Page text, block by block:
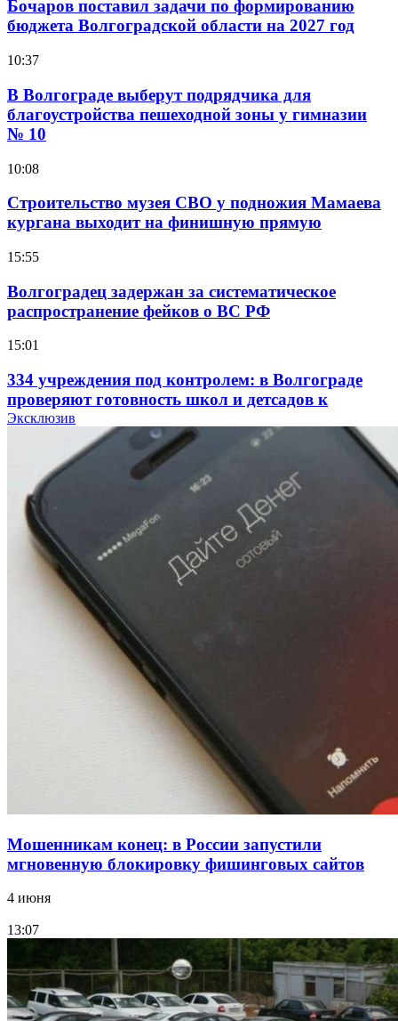
Бочаров поставил задачи по формированию
бюджета Волгоградской области на 2027 год
10:37
В Волгограде выберут подрядчика для
благоустройства пешеходной зоны у гимназии
№ 10
10:08
Строительство музея СВО у подножия Мамаева
кургана выходит на финишную прямую
15:55
Волгоградец задержан за систематическое
распространение фейков о ВС РФ
15:01
334 учреждения под контролем: в Волгограде
проверяют готовность школ и детсадов к
учебному году
Покушение на убийство в Волгограде: девушка
напала на незнакомую женщину с ножом
12:39
Сладкий праздник в Волгограде: в Центральном
парке прошёл фестиваль „Арбузный переполох“
Волгоградские компании нарастили экспорт:
заключены контракты на 3,6 млн долларов
Эксклюзив
Мошенникам конец: в России запустили
мгновенную блокировку фишинговых сайтов
4 июня
13:07